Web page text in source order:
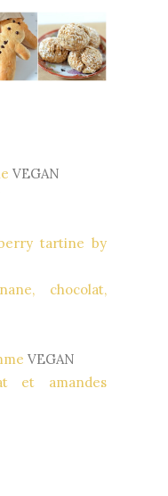
VEGAN
tartine by
chocolat,
VEGAN
et amandes